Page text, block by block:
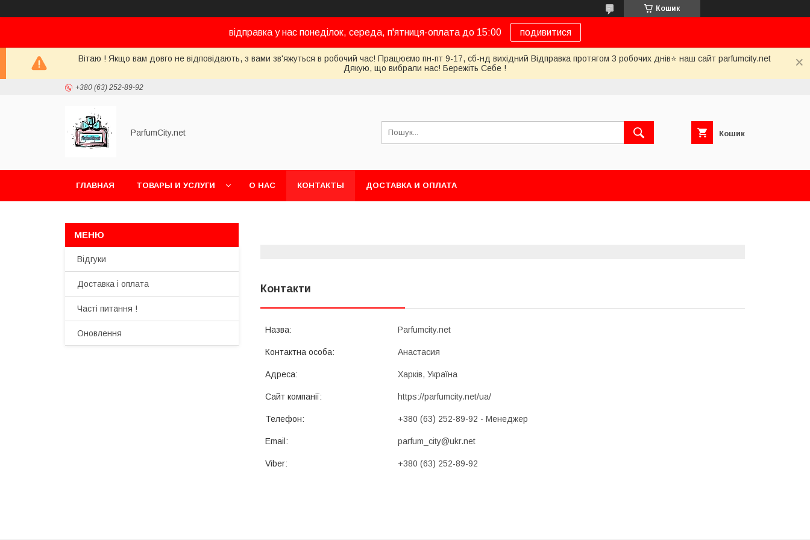
Кошик
відправка у нас понеділок, середа, п'ятниця-оплата до 15:00 подивитися
Вітаю ! Якщо вам довго не відповідають, з вами зв'яжуться в робочий час! Працюємо пн-пт 9-17, сб-нд вихідний Відправка протягом 3 робочих днів⭐ наш сайт parfumcity.net
Дякую, що вибрали нас! Бережіть Себе !
+380 (63) 252-89-92
ParfumCity.net Кошик
ГЛАВНАЯ ТОВАРЫ И УСЛУГИ О НАС КОНТАКТЫ ДОСТАВКА И ОПЛАТА
Контакти
Parfumcity.net
Анастасия
Харків, Україна
https://parfumcity.net/ua/
+380 (63) 252-89-92 Менеджер
parfum_city@ukr.net
+380 (63) 252-89-92
Відгуки
Доставка і оплата
Часті питання !
Оновлення